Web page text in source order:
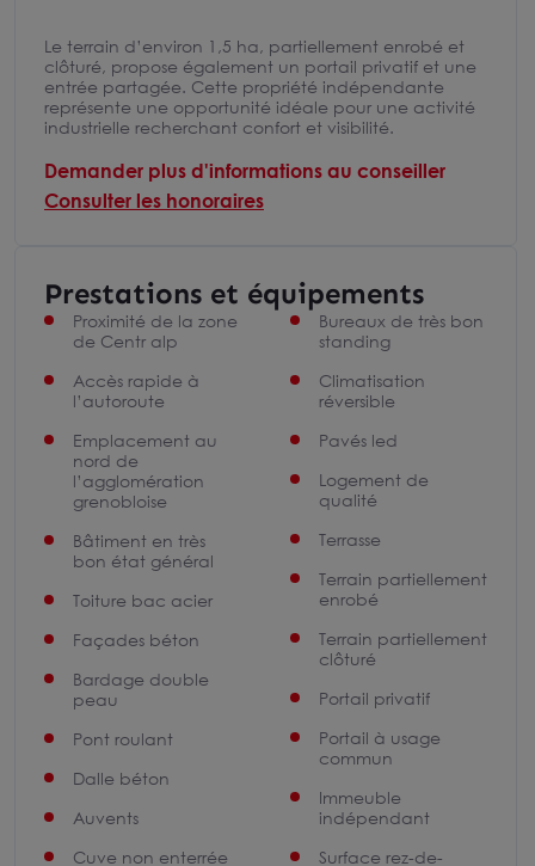
Le terrain d’environ 1,5 ha, partiellement enrobé et
clôturé, propose également un portail privatif et une
entrée partagée. Cette propriété indépendante
représente une opportunité idéale pour une activité
industrielle recherchant confort et visibilité.
Demander plus d'informations au conseiller
Consulter les honoraires
Prestations et équipements
Proximité de la zone
de Centr alp
Accès rapide à
l’autoroute
Emplacement au
nord de
l’agglomération
grenobloise
Bâtiment en très
bon état général
Toiture bac acier
Façades béton
Bardage double
peau
Pont roulant
Dalle béton
Auvents
Cuve non enterrée
Bureaux de très bon
standing
Climatisation
réversible
Pavés led
Logement de
qualité
Terrasse
Terrain partiellement
enrobé
Terrain partiellement
clôturé
Portail privatif
Portail à usage
commun
Immeuble
indépendant
Surface rez-de-